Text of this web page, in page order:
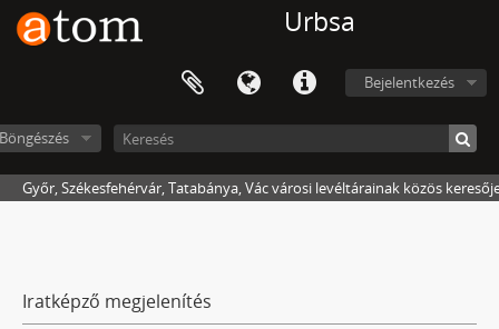
Urbsa
Bejelentkezés
Győr, Székesfehérvár, Tatabánya, Vác városi levéltárainak közös
Iratképző megjelenítés